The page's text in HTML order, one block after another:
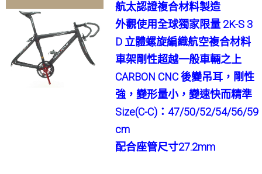
航太認證複合材料製造
外觀使用全球獨家限量 2K-S 3
D立體螺旋編織航空複合材料
車架剛性超越一般車輛之上
CARBON CNC 後變吊耳，剛性
強，變形量小，變速快而精準
Size(C-C)：47/50/52/54/56/59
cm
配合座管尺寸27.2mm